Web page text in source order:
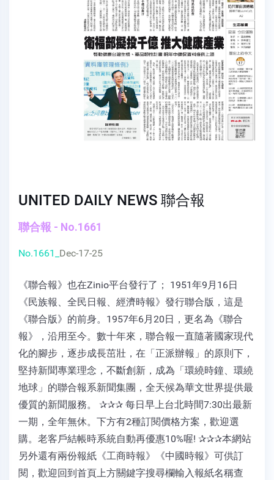
UNITED DAILY NEWS 聯合報
聯合報 - No.1661
No.1661_ Dec-17-25
《聯合報》也在Zinio平台發行了； 1951年9月16日
《民族報、全民日報、經濟時報》發行聯合版，這是
《聯合版》的前身。1957年6月20日，更名為《聯合
報》，沿用至今。數十年來，聯合報一直隨著國家現代
化的腳步，逐步成長茁壯，在「正派辦報」的原則下，
堅持新聞專業理念，不斷創新，成為「環繞時鐘、環繞
地球」的聯合報系新聞集團，全天候為華文世界提供最
優質的新聞服務。 ✰✰✰ 每日早上台北時間7:30出最新
一期，全年無休。下方有2種訂閱價格方案，歡迎選
購。老客戶結帳時系統自動再優惠10%喔! ✰✰✰本網站
另外還有兩份報紙《工商時報》《中國時報》可供訂
閱，歡迎回到首頁上方關鍵字搜尋欄輸入報紙名稱查